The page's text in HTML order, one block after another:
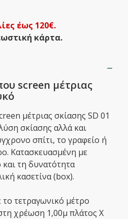
έως 120€.
κάρτα.
screen μέτριας
μέτριας σκίασης SD 01
σκίασης αλλά και
σπίτι, το γραφείο ή
Κατασκευασμένη με
τη δυνατότητα
κασετίνα (box).
το τετραγωνικό μέτρο
χρέωση 1,00μ πλάτος Χ